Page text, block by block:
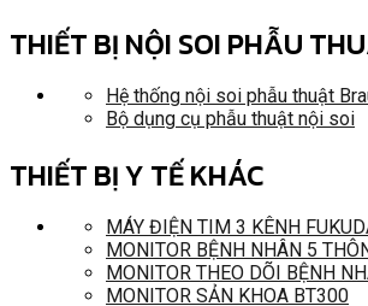
THIẾT BỊ NỘI SOI PHẪU
Hệ thống nội soi phẫu thuật
Bộ dụng cụ phẫu thuật nội soi
THIẾT BỊ Y TẾ KHÁC
MÁY ĐIỆN TIM 3 KÊNH
MONITOR BỆNH NHÂN 5
MONITOR THEO DÕI BỆNH
MONITOR SẢN KHOA BT300